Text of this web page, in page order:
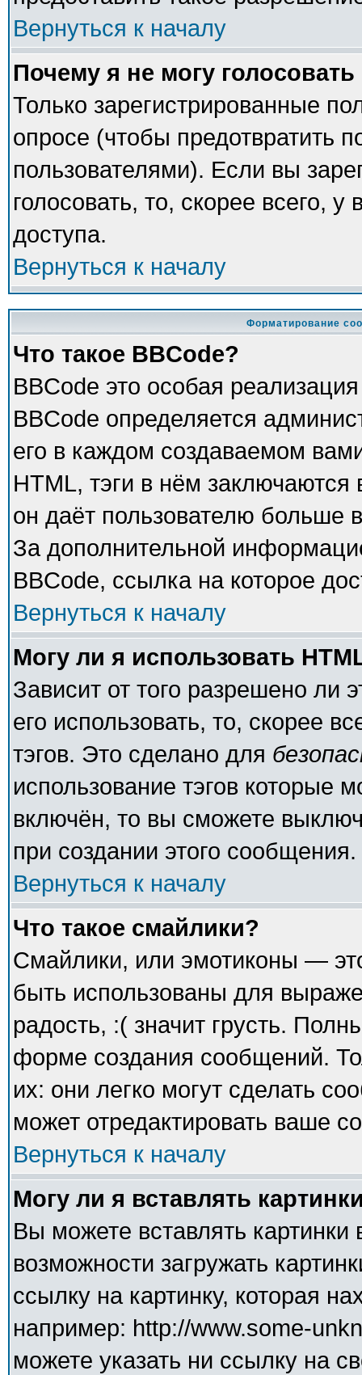
Вернуться к началу
Почему я не могу
Только зарегистрированные
опросе (чтобы предотвратить
пользователями). Если вы
голосовать, то, скорее всего,
доступа.
Вернуться к началу
Форматирование
Что такое BBCode?
BBCode это особая
BBCode определяется
его в каждом создаваемом
HTML, тэги в нём
он даёт пользователю больше
За дополнительной
BBCode, ссылка на которое
Вернуться к началу
Могу ли я использовать
Зависит от того разрешено ли
его использовать, то, скорее
тэгов. Это сделано для
использование тэгов которые
включён, то вы сможете
при создании этого сообщения.
Вернуться к началу
Что такое смайлики?
Смайлики, или эмотиконы —
быть использованы для
радость, :( значит грусть.
форме создания сообщений.
их: они легко могут сделать
может отредактировать ваше
Вернуться к началу
Могу ли я вставлять
Вы можете вставлять
возможности загружать
ссылку на картинку, которая
например: http://www.some-
можете указать ни ссылку на